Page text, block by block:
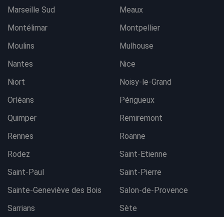
Marseille Sud
Meaux
Montélimar
Montpellier
Moulins
Mulhouse
Nantes
Nice
Niort
Noisy-le-Grand
Orléans
Périgueux
Quimper
Remiremont
Rennes
Roanne
Rodez
Saint-Etienne
Saint-Paul
Saint-Pierre
Sainte-Geneviève des Bois
Salon-de-Provence
Sarrians
Sète